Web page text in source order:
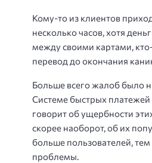
Кому-то из клиентов
несколько часов, хотя
между своими картами,
перевод до окончания
Больше всего жалоб было
Системе быстрых
говорит об ущербности
скорее наоборот, об их
больше пользователей, тем
проблемы.